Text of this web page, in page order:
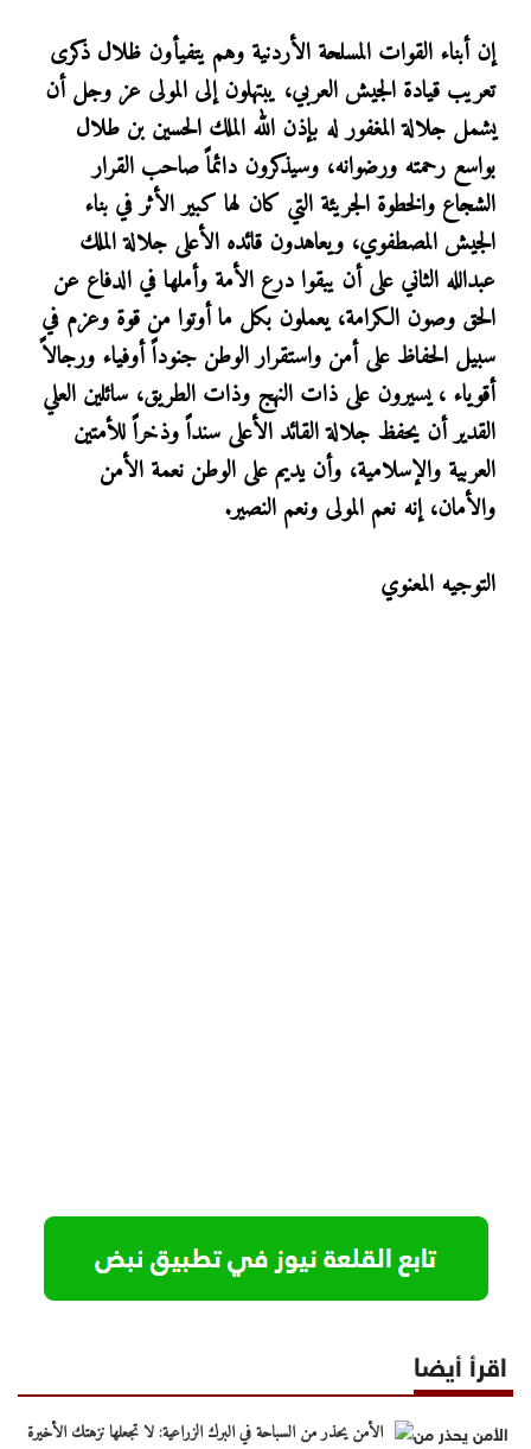
إن أبناء القوات المسلحة الأردنية وهم يتفيأون ظلال ذكرى
تعريب قيادة الجيش العربي، يبتهلون إلى المولى عز وجل أن
يشمل جلالة المغفور له بإذن الله الملك الحسين بن طلال
بواسع رحمته ورضوانه، وسيذكرون دائماً صاحب القرار
الشجاع والخطوة الجريئة التي كان لها كبير الأثر في بناء
الجيش المصطفوي، ويعاهدون قائده الأعلى جلالة الملك
عبدالله الثاني على أن يبقوا درع الأمة وأملها في الدفاع عن
الحق وصون الكرامة، يعملون بكل ما أوتوا من قوة وعزم في
سبيل الحفاظ على أمن واستقرار الوطن جنوداً أوفياء ورجالاً
أقوياء ، يسيرون على ذات النهج وذات الطريق، سائلين العلي
القدير أن يحفظ جلالة القائد الأعلى سنداً وذخراً للأمتين
العربية والإسلامية، وأن يديم على الوطن نعمة الأمن
والأمان، إنه نعم المولى ونعم النصير.
التوجيه المعنوي
اقرأ أيضا
الأمن يحذر من السباحة في البرك الزراعية: لا تجعلها نزهتك الأخيرة